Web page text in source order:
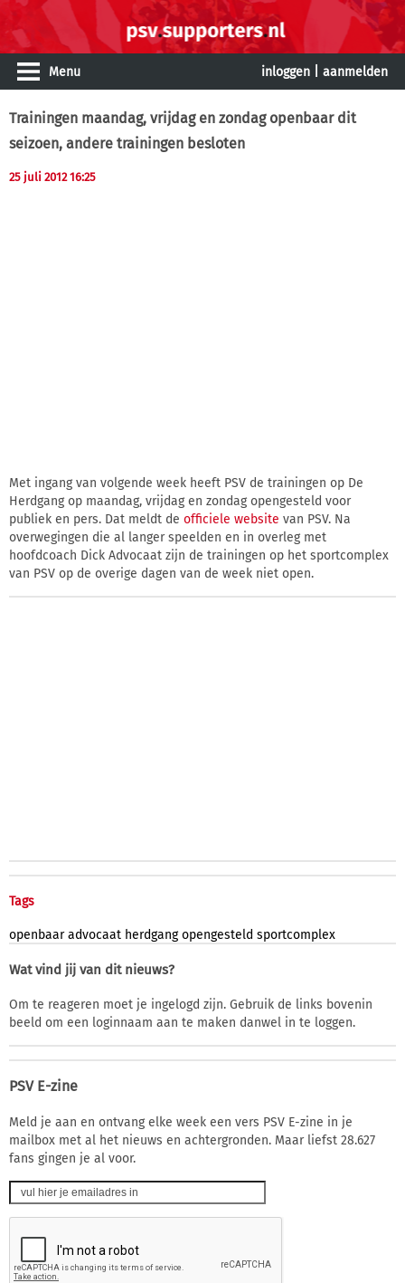
Menu inloggen aanmelden
Trainingen maandag, vrijdag en zondag openbaar dit
seizoen, andere trainingen besloten
25 juli 2012 16:25
Met ingang van volgende week heeft PSV de trainingen op De
Herdgang op maandag, vrijdag en zondag opengesteld voor
publiek en pers. Dat meldt de officiele website van PSV. Na
overwegingen die al langer speelden en in overleg met
hoofdcoach Dick Advocaat zijn de trainingen op het sportcomplex
van PSV op de overige dagen van de week niet open.
Tags
openbaar advocaat herdgang opengesteld sportcomplex
Wat vind jij van dit nieuws?
Om te reageren moet je ingelogd zijn. Gebruik de links bovenin
beeld om een loginnaam aan te maken danwel in te loggen.
PSV E-zine
Meld je aan en ontvang elke week een vers PSV E-zine in je
mailbox met al het nieuws en achtergronden. Maar liefst 28.627
fans gingen je al voor.